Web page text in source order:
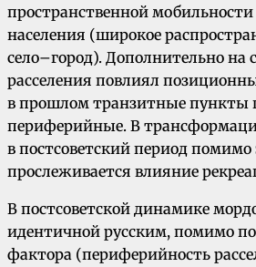
пространственной мобильности
населения (широкое
село–город). Дополнительно на
расселения повлиял
в прошлом транзитные пункты
периферийные. В
в постсоветский период помимо
прослеживается влияние
В постсоветской динамике
идентичной русским, помимо
фактора (периферийность